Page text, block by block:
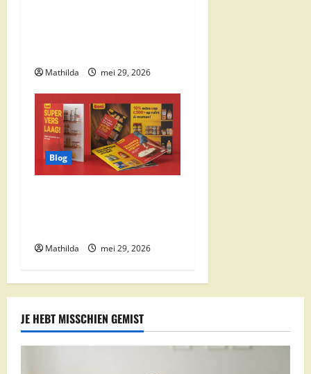
Mathilda mei 29, 2026
Blog
Mathilda mei 29, 2026
JE HEBT MISSCHIEN GEMIST